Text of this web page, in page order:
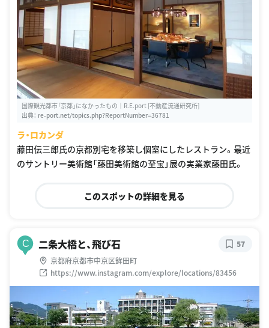
国際観光都市「京都」になかったもの｜R.E.port [不動産流通研究所]
出典： re-port.net/topics.php?ReportNumber=36781
ラ・ロカンダ
藤田伝三郎氏の京都別宅を移築し個室にしたレストラン。最近
のサントリー美術館「藤田美術館の至宝」展の実業家藤田氏。
このスポットの詳細を見る
C 二条大橋と、飛び石
京都府京都市中京区鉾田町
https://www.instagram.com/explore/locations/83456
57